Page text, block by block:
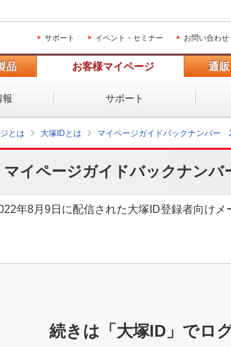
サポート イベント・セミナー お問い合わせ
品 お客様マイページ 通
報 サポート
とは 大塚IDとは マイページガイドバックナンバー
マイページガイドバックナン
年8月9日に配信された大塚ID登録者向けメ
続きは「大塚ID」でロ